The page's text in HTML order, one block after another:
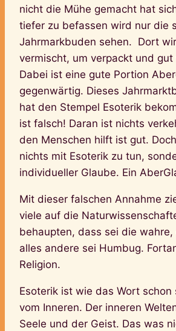
nicht die Mühe gemacht hat
tiefer zu befassen wird nur die
Jahrmarkbuden sehen. Dort
vermischt, um verpackt und
Dabei ist eine gute Portion
gegenwärtig. Dieses
hat den Stempel Esoterik
ist falsch! Daran ist nichts
den Menschen hilft ist gut.
nichts mit Esoterik zu tun,
individueller Glaube. Ein
Mit dieser falschen Annahme
viele auf die
behaupten, dass sei die wahre,
alles andere sei Humbug.
Religion.
Esoterik ist wie das Wort schon
vom Inneren. Der inneren
Seele und der Geist. Das was